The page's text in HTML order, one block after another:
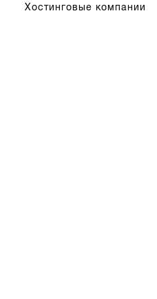
Хостинговые компании